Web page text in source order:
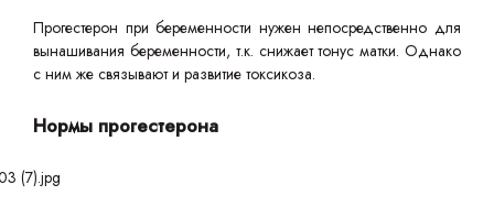
Прогестерон при беременности нужен непосредственно для
вынашивания беременности, т.к. снижает тонус матки. Однако
с ним же связывают и развитие токсикоза.
Нормы прогестерона